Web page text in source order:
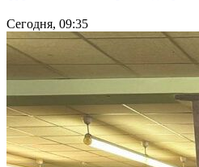
Сегодня, 09:35